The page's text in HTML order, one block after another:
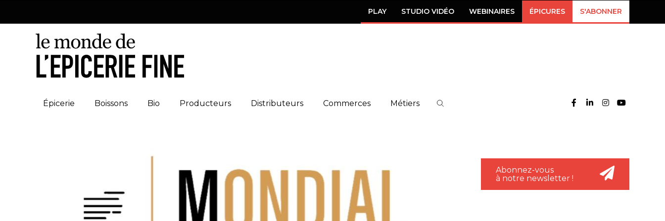
PLAY STUDIO VIDÉO WEBINAIRES ÉPICURES S'ABONNER
Épicerie Boissons Bio Producteurs Distributeurs Commerces Métiers
Abonnez-vous
à notre newsletter !